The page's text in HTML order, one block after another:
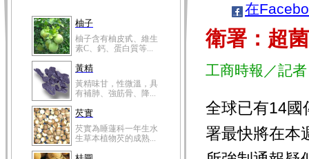
柚子
柚子含有柚皮甙、維生
素C、鈣、蛋白質等...
黃精
黃精味甘，性微溫，具
有補肺、強筋骨、降...
芡實
芡實為睡蓮科一年生水
生草本植物芡的成熟...
在
衛署：超
工商時報／記
全球已有14國
署最快將在本